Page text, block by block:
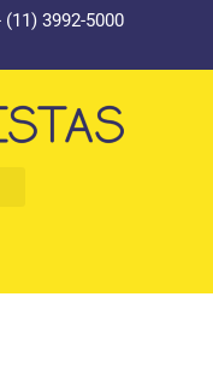
(11) 3992-5000